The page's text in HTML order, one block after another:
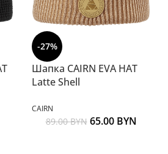
-27%
Шапка CAIRN EVA HAT
Latte Shell
CAIRN
89.00BYN 65.00 BYN